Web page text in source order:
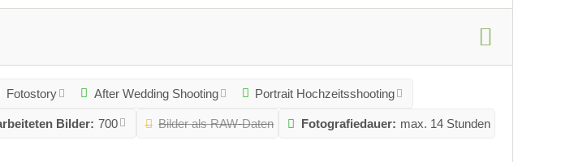
Fotostory After Wedding Shooting Portrait Hochzeitsshooting
Bilder: 700 Bilder als RAW-Daten Fotografiedauer: max. 14 Stunden